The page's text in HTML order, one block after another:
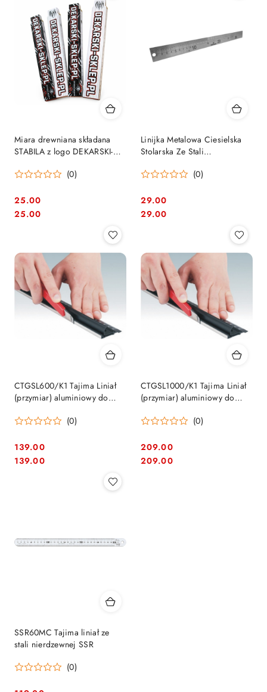
Miara drewniana składana
STABILA z logo DEKARSKI-
(0)
Cena:
25.00
Cena:
25.00
Linijka Metalowa Ciesielska
Stolarska Ze Stali
(0)
Cena:
29.00
Cena:
29.00
CTGSL600/K1 Tajima Liniał
(przymiar) aluminiowy do
przycinania nożem "Work
(0)
Cena:
139.00
Cena:
139.00
CTGSL1000/K1 Tajima Liniał
(przymiar) aluminiowy do
przycinania nożem "Work
(0)
Cena:
209.00
Cena:
209.00
SSR60MC Tajima liniał ze
stali nierdzewnej SSR
(0)